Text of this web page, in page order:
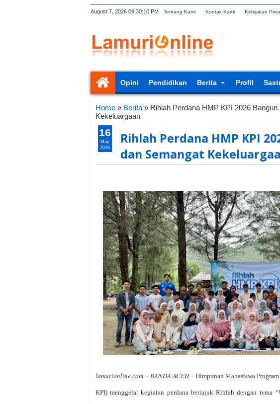
August 7, 2026 09:30:11 PM Tentang Kami Kontak Kami Kebijakan
Opini Pendidikan Berita Profil
Home » Berita » Rihlah Perdana HMP KPI 2026
Kekeluargaan
Rihlah Perdana HMP KPI
dan Semangat
lamurionline.com -- BANDA ACEH – Himpunan Mahasiswa
KPI) menggelar kegiatan perdana bertajuk Rihlah dengan tema
16
May
2026